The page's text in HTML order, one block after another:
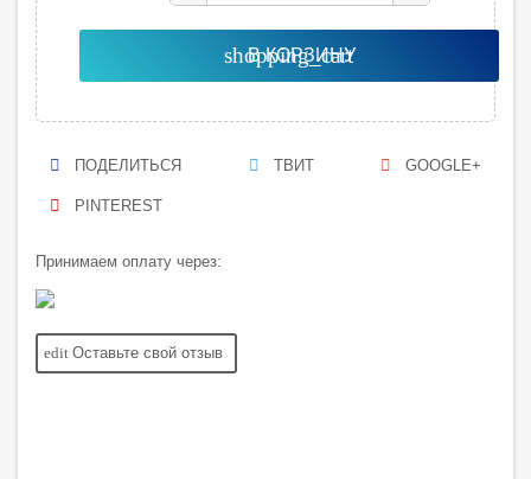
shopping_cart
В КОРЗИНУ
ПОДЕЛИТЬСЯ ТВИТ GOOGLE+
PINTEREST
Принимаем оплату через:
edit Оставьте свой отзыв